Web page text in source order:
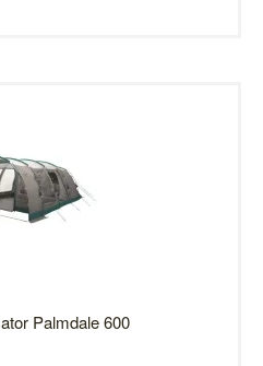
Palmdale 600